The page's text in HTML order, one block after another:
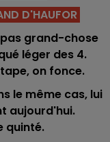
D'HAUFOR
grand-chose
léger des 4.
on fonce.
le même cas, lui
aujourd'hui.
quinté.